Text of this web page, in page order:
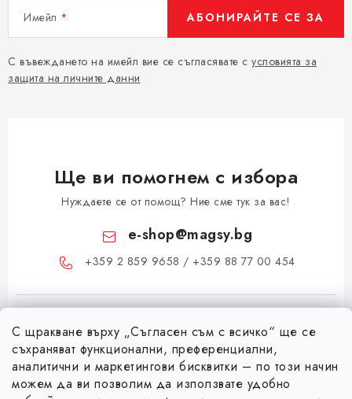
С щракване върху „Съгласен съм с всичко“ ще се
съхраняват функционални, преференциални,
аналитични и маркетингови бисквитки – по този начин
можем да ви позволим да използвате удобно
Имейл
С въвеждането на имейл вие се съгласявате с условията за
защита на личните данни
АБОНИРАЙТЕ СЕ ЗА
Ще ви помогнем с избора
Нуждаете се от помощ? Ние сме тук за вас!
e-shop@magsy.bg
+359 2 859 9658 / +359 88 77 00 454